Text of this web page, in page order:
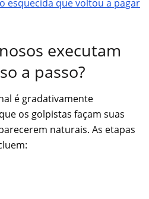
esquecida que voltou a pagar
executam
a passo?
é gradativamente
os golpistas façam suas
naturais. As etapas